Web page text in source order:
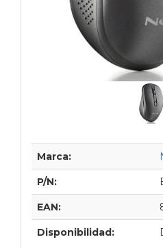
Marca:
P/N:
EAN:
Disponibilidad: